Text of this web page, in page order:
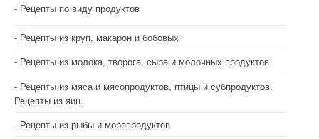
Рецепты по виду продуктов
Рецепты из круп, макарон и бобовых
Рецепты из молока, творога, сыра и молочных продуктов
Рецепты из мяса и мясопродуктов, птицы и субпродуктов.
Рецепты из яиц.
Рецепты из рыбы и морепродуктов